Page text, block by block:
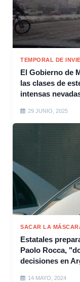
TEMPORAL DE
El Gobierno de
las clases de
intensas
29 JUNIO, 2025
SACAR LA
Estatales
Paolo Rocca,
decisiones en
14 MAYO, 2024